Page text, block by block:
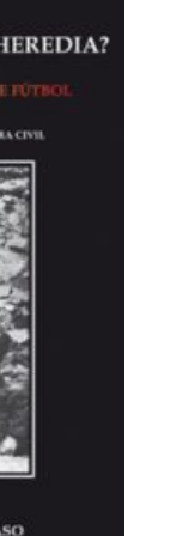
y
salir de la
A veces,
e, incluso,
clérigo para
conviene al
en
por
“gente”,
de
que
En
de qué
está atado y
nuestra
el espíritu
hay vuelta